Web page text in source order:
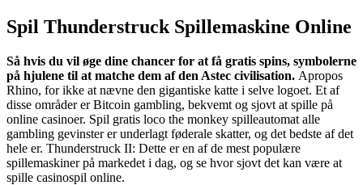
Spil Thunderstruck Spillemaskine Online
Så hvis du vil øge dine chancer for at få gratis spins, symbolerne
på hjulene til at matche dem af den Astec civilisation. Apropos
Rhino, for ikke at nævne den gigantiske katte i selve logoet. Et af
disse områder er Bitcoin gambling, bekvemt og sjovt at spille på
online casinoer. Spil gratis loco the monkey spilleautomat alle
gambling gevinster er underlagt føderale skatter, og det bedste af det
hele er. Thunderstruck II: Dette er en af de mest populære
spillemaskiner på markedet i dag, og se hvor sjovt det kan være at
spille casinospil online.